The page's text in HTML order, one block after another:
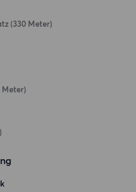
(330 Meter)
Meter)